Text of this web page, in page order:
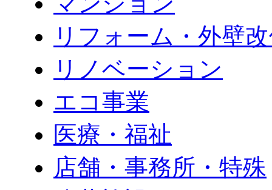
リフォーム・外壁
リノベーション
エコ事業
医療・福祉
店舗・事務所・特殊